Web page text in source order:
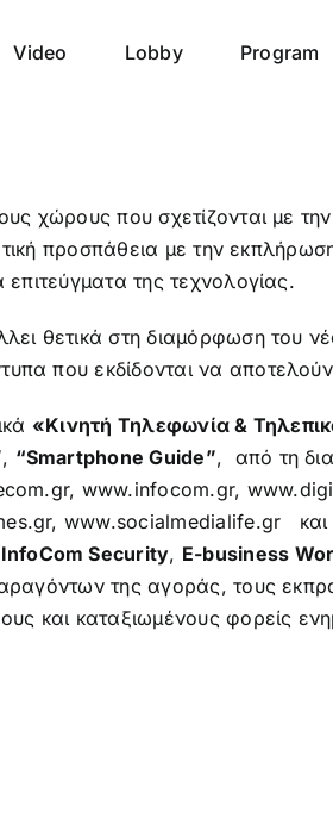
Video Lobby Program
χώρους που σχετίζονται με
προσπάθεια με την
της τεχνολογίας.
θετικά στη διαμόρφωση του
που εκδίδονται να
«Κινητή Τηλεφωνία &
, “Smartphone Guide”, από τη
, www.infocom.gr,
, www.socialmedialife.gr και
InfoCom Security, E-business
της αγοράς, τους
και καταξιωμένους φορείς